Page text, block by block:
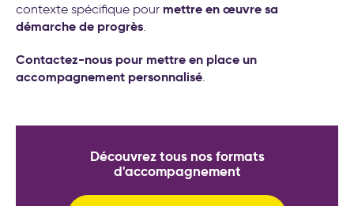
contexte spécifique pour mettre en œuvre sa
démarche de progrès.
Contactez-nous pour mettre en place un
accompagnement personnalisé.
Découvrez tous nos formats
d'accompagnement